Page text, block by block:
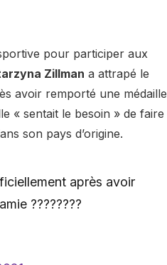
pour participer aux
Zillman a attrapé le
avoir remporté une médaille
« sentait le besoin » de faire
son pays d’origine.
après avoir
????️‍????